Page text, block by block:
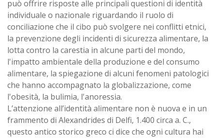
può offrire risposte alle principali questioni di identità
individuale o nazionale riguardando il ruolo di
conciliazione che il cibo può svolgere nei conflitti etnici,
la prevenzione degli incidenti di sicurezza alimentare, la
lotta contro la carestia in alcune parti del mondo,
l'impatto ambientale della produzione e del consumo
alimentare, la spiegazione di alcuni fenomeni patologici
che hanno accompagnato la globalizzazione, come
l'obesità, la bulimia, l'anoressia.
L’attenzione all’identità alimentare non è nuova e in un
frammento di Alexandrides di Delfi, 1.400 circa a. C.,
questo antico storico greco ci dice che ogni cultura hai